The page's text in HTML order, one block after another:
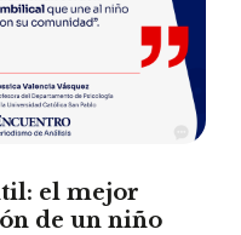
el mejor
de un niño